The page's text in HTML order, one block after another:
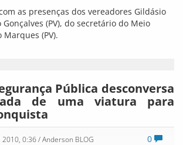
as presenças dos vereadores Gildásio
Gonçalves (PV), do secretário do Meio
(PV).
Pública desconversa
de uma viatura para
0
0:36/ Anderson BLOG